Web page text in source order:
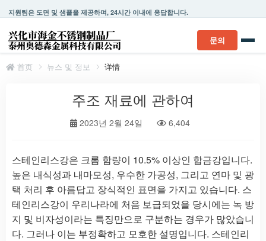
지원팀은 도면 및 샘플을 제공하며, 24시간 이내에 응답합니다.
문의
首页 뉴스 및 정보 详情
주조 재료에 관하여
2023년 2월 24일 6,404
스테인리스강은 크롬 함량이 10.5% 이상인 합금강입니다.
높은 내식성과 내마모성, 우수한 가공성, 그리고 연마 및 광
택 처리 후 아름답고 장식적인 표면을 가지고 있습니다. 스
테인리스강이 우리나라에 처음 보급되었을 당시에는 녹 방
지 및 비자성이라는 특징만으로 구분하는 경우가 많았습니
다. 그러나 이는 부정확하고 모호한 설명입니다. 스테인리